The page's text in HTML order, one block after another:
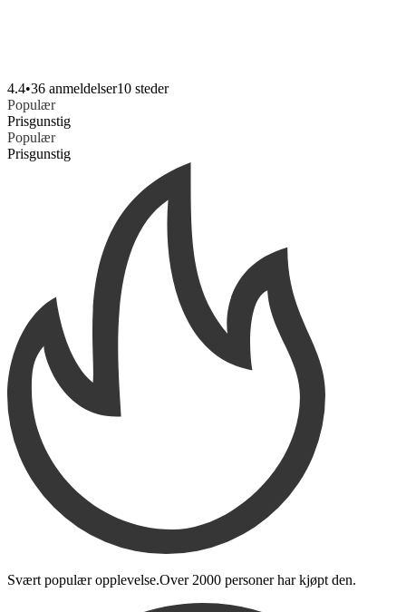
4.4•36 anmeldelser10 steder
Populær
Prisgunstig
Populær
Prisgunstig
Svært populær opplevelse.Over 2000 personerhar kjøpt den.